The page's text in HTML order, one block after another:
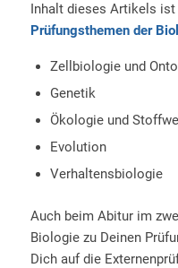
Inhalt dieses Artikels
Prüfungsthemen der
Zellbiologie und
Genetik
Ökologie und
Evolution
Verhaltensbiologie
Auch beim Abitur im
Biologie zu Deinen
Dich auf die